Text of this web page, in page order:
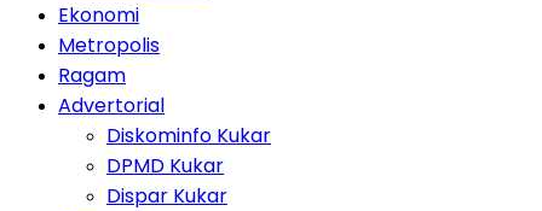
Ekonomi
Metropolis
Ragam
Advertorial
Diskominfo Kukar
DPMD Kukar
Dispar Kukar